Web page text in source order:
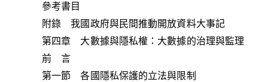
參考書目
附錄 我國政府與民間推動開放資料大事記
第四章 大數據與隱私權：大數據的治理與監理
前 言
第一節 各國隱私保護的立法與限制